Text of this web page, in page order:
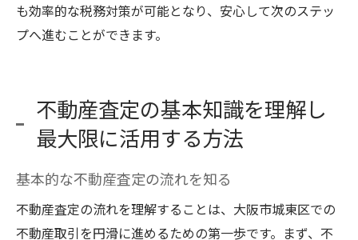
も効率的な税務対策が可能となり、安心して次のステッ
プへ進むことができます。
不動産査定の基本知識を理解し
最大限に活用する方法
基本的な不動産査定の流れを知る
不動産査定の流れを理解することは、大阪市城東区での
不動産取引を円滑に進めるための第一歩です。まず、不